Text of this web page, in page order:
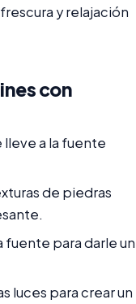
y relajación
con
lleve a la fuente
de piedras
fuente para darle un
luces para crear un